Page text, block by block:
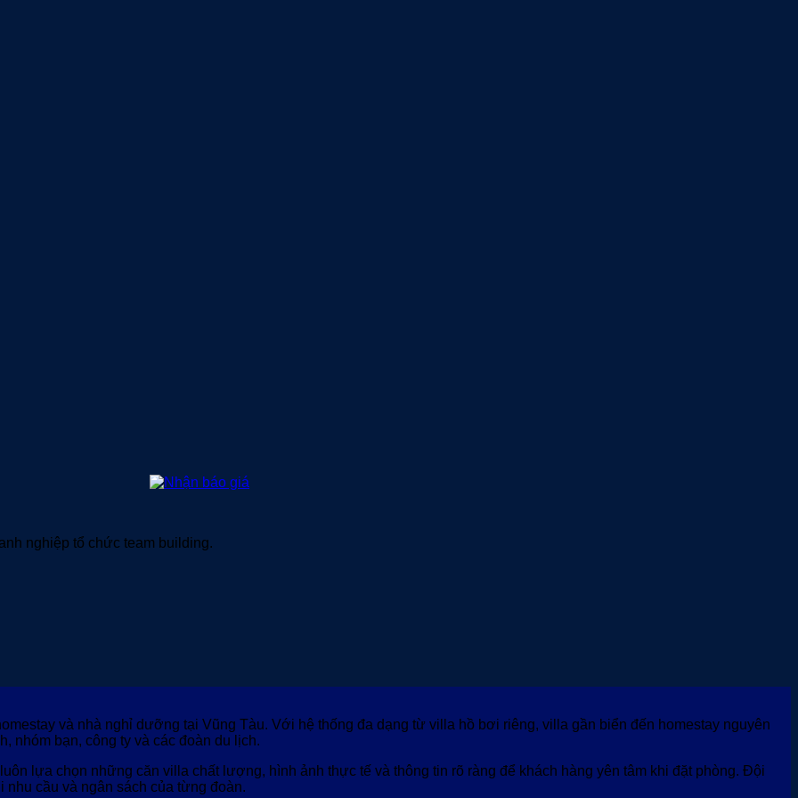
nghiệp tổ chức team building.
và nhà nghỉ dưỡng tại Vũng Tàu. Với hệ thống đa dạng từ villa hồ bơi riêng, villa gần biển đến homestay nguyên
nhóm bạn, công ty và các đoàn du lịch.
luôn lựa chọn những căn villa chất lượng, hình ảnh thực tế và thông tin rõ ràng để khách hàng yên tâm khi đặt phòng. Đội
cầu và ngân sách của từng đoàn.